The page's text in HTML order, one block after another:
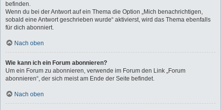
befinden.
Wenn du bei der Antwort auf ein Thema die Option „Mich benachrichtigen,
sobald eine Antwort geschrieben wurde“ aktivierst, wird das Thema ebenfalls
für dich abonniert.
Nach oben
Wie kann ich ein Forum abonnieren?
Um ein Forum zu abonnieren, verwende im Forum den Link „Forum
abonnieren“, der sich meist am Ende der Seite befindet.
Nach oben